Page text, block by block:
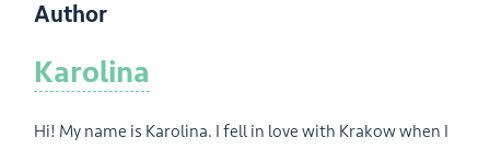
Author
Karolina
Hi! My name is Karolina. I fell in love with Krakow when I